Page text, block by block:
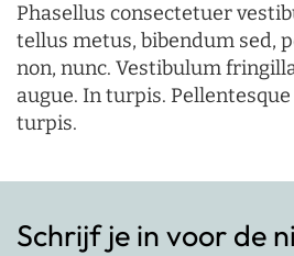
Phasellus consectetuer
tellus metus, bibendum sed,
non, nunc. Vestibulum
augue. In turpis.
turpis.
Schrijf je in voor de